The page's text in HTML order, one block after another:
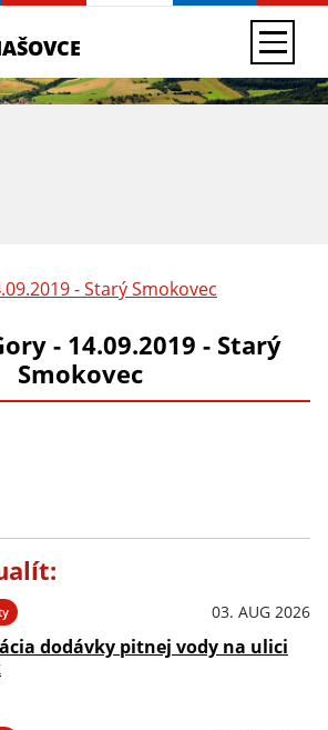
- Starý Smokovec
- 14.09.2019 - Starý
Smokovec
03. AUG 2026
dodávky pitnej vody na ulici